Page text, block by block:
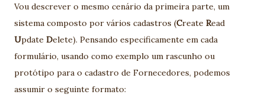
Vou descrever o mesmo cenário da primeira parte, um
sistema composto por vários cadastros (Create Read
Update Delete). Pensando especificamente em cada
formulário, usando como exemplo um rascunho ou
protótipo para o cadastro de Fornecedores, podemos
assumir o seguinte formato: